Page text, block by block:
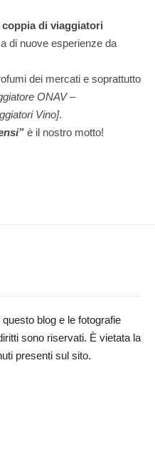
coppia di viaggiatori
di nuove esperienze da
dei mercati e soprattutto
ONAV –
Vino].
è il nostro motto!
blog e le fotografie
sono riservati. È vietata la
presenti sul sito.